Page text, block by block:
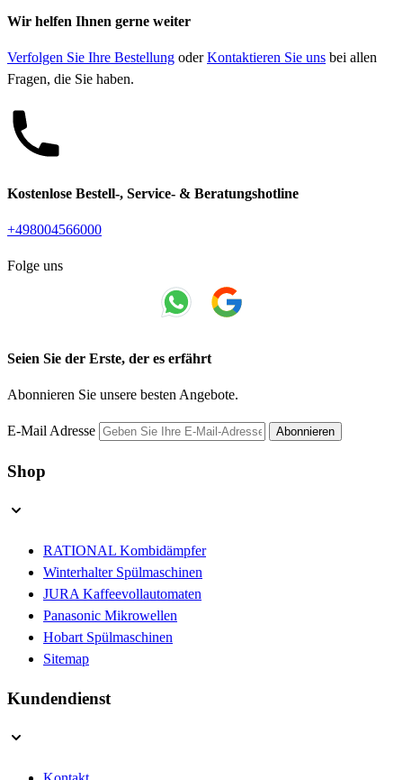
Wir helfen Ihnen gerne weiter
Verfolgen Sie Ihre Bestellung oderKontaktieren Sie uns bei allen
Fragen, die Sie haben.
Kostenlose Bestell-, Service- & Beratungshotline
+498004566000
Folge uns
Seien Sie der Erste, der es erfährt
Abonnieren Sie unsere besten Angebote.
E-Mail Adresse Abonnieren
Shop
RATIONAL Kombidämpfer
Winterhalter Spülmaschinen
JURA Kaffeevollautomaten
Panasonic Mikrowellen
Hobart Spülmaschinen
Sitemap
Kundendienst